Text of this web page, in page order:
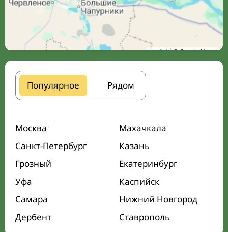
Leaflet| © Google Maps
Популярное Рядом
Москва
Махачкала
Санкт-Петербург
Казань
Грозный
Екатеринбург
Уфа
Каспийск
Самара
Нижний Новгород
Дербент
Ставрополь